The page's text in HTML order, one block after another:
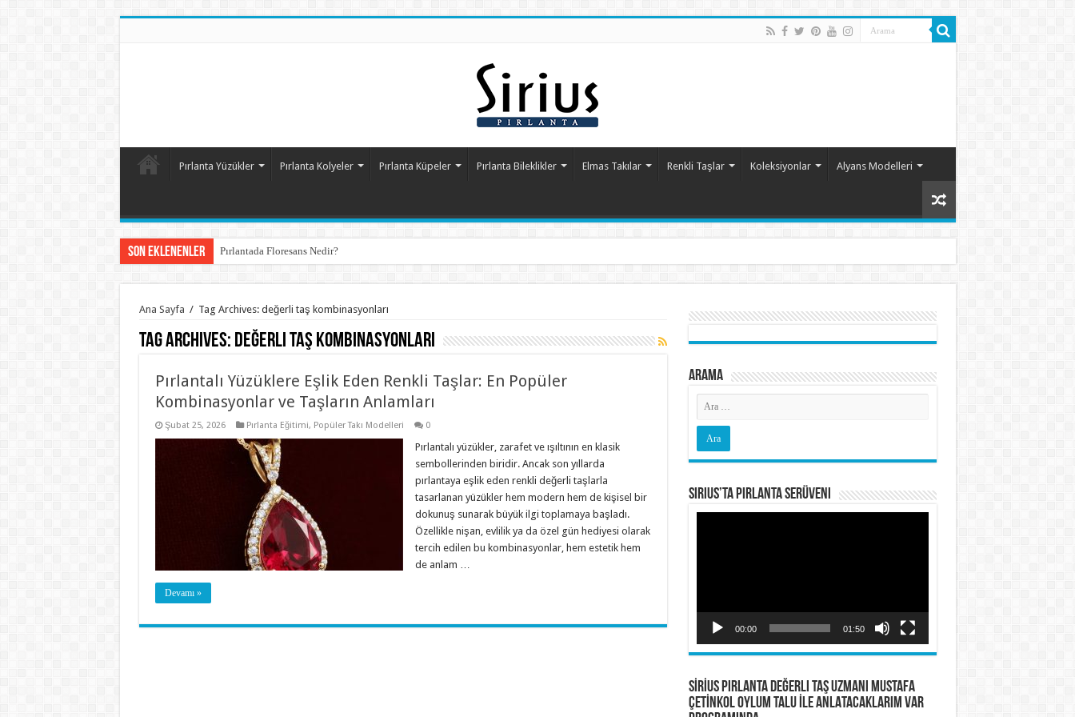
Pırlanta Yüzükler Pırlanta Kolyeler Pırlanta Küpeler Pırlanta Bileklikler Elmas Takılar Renkli Taşlar Koleksiyonlar Alyans Modelleri
Son Eklenenler Pırlantada Floresans Nedir?
Ana Sayfa / Tag Archives: değerli taş kombinasyonları
Tag Archives: değerli taş kombinasyonları
Pırlantalı Yüzüklere Eşlik Eden Renkli Taşlar: En Popüler
Kombinasyonlar ve Taşların Anlamları
Şubat 25, 2026 Pırlanta Eğitimi, Popüler Takı Modelleri 0
Pırlantalı yüzükler, zarafet ve ışıltının en klasik
sembollerinden biridir. Ancak son yıllarda
pırlantaya eşlik eden renkli değerli taşlarla
tasarlanan yüzükler hem modern hem de kişisel bir
dokunuş sunarak büyük ilgi toplamaya başladı.
Özellikle nişan, evlilik ya da özel gün hediyesi olarak
tercih edilen bu kombinasyonlar, hem estetik hem
de anlam …
Devamı »
Arama
Sirius’ta Pırlanta Serüveni
00:00 01:50
SİRİUS PIRLANTA Değerli Taş Uzmanı Mustafa
ÇETİNKOL OYLUM TALU İLE ANLATACAKLARIM VAR